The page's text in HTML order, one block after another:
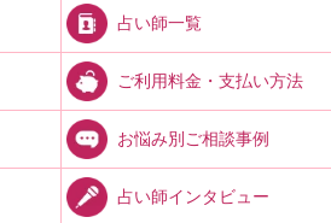
占い師一覧
ご利用料金・支払い方法
お悩み別ご相談事例
占い師インタビュー